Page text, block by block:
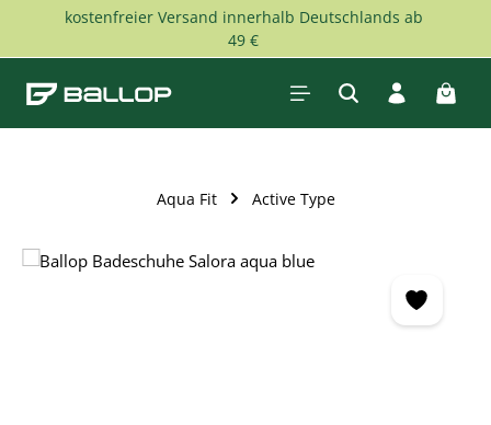
Zum Hauptinhalt springen
kostenfreier Versand innerhalb Deutschlands ab
49 €
Aqua Fit Active Type
Bildergalerie überspringen